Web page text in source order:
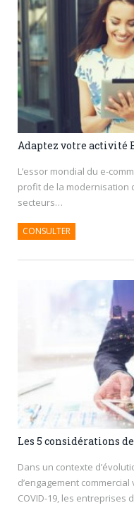
Adaptez votre activité
L’essor mondial du e-
profit de la modernisation
secteurs…
CONSULTER
Les 5 considérations
Dans un contexte
d’engagement
COVID-19, les entreprises